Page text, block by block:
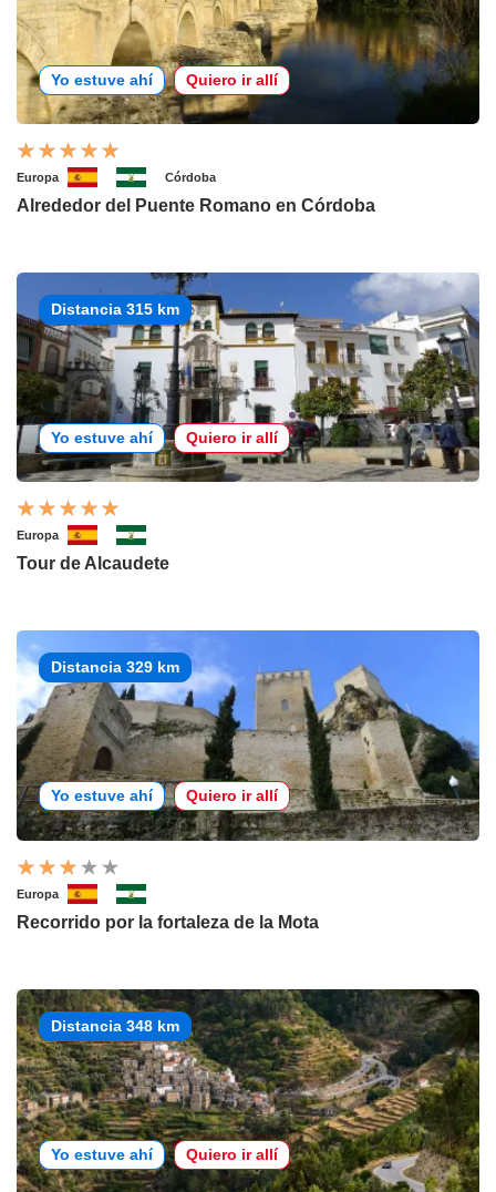
Yo estuve ahí Quiero ir allí
Europa Córdoba
Alrededor del Puente Romano en Córdoba
Distancia 315 km
Yo estuve ahí Quiero ir allí
Europa
Tour de Alcaudete
Distancia 329 km
Yo estuve ahí Quiero ir allí
Europa
Recorrido por la fortaleza de la Mota
Distancia 348 km
Yo estuve ahí Quiero ir allí